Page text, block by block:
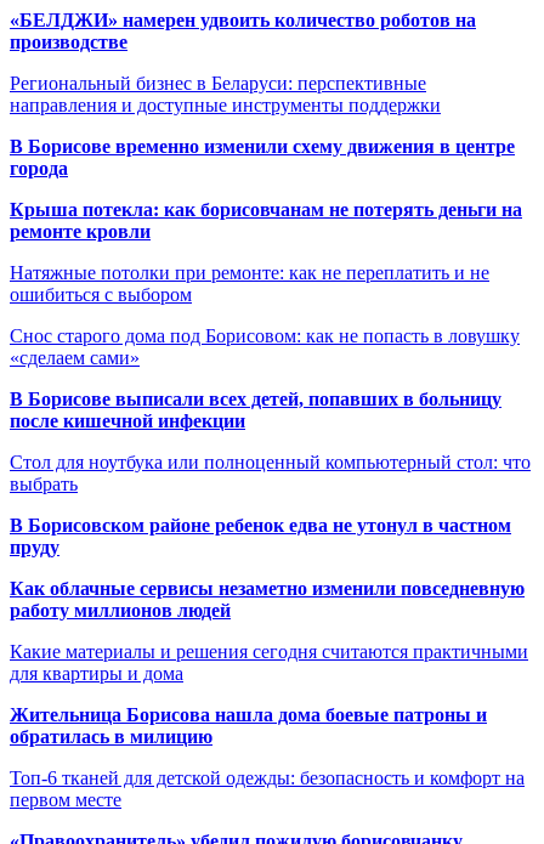
«БЕЛДЖИ» намерен удвоить количество роботов на
производстве
Региональный бизнес в Беларуси: перспективные
направления и доступные инструменты поддержки
В Борисове временно изменили схему движения в центре
города
Крыша потекла: как борисовчанам не потерять деньги на
ремонте кровли
Натяжные потолки при ремонте: как не переплатить и не
ошибиться с выбором
Снос старого дома под Борисовом: как не попасть в ловушку
«сделаем сами»
В Борисове выписали всех детей, попавших в больницу
после кишечной инфекции
Стол для ноутбука или полноценный компьютерный стол: что
выбрать
В Борисовском районе ребенок едва не утонул в частном
пруду
Как облачные сервисы незаметно изменили повседневную
работу миллионов людей
Какие материалы и решения сегодня считаются практичными
для квартиры и дома
Жительница Борисова нашла дома боевые патроны и
обратилась в милицию
Топ-6 тканей для детской одежды: безопасность и комфорт на
первом месте